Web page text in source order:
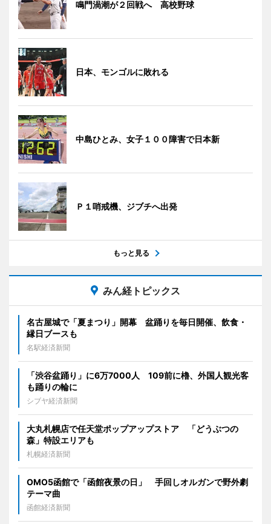
鳴門渦潮が２回戦へ 高校野球
日本、モンゴルに敗れる
中島ひとみ、女子１００障害で日本新
Ｐ１哨戒機、ジブチへ出発
もっと見る
みん経トピックス
名古屋城で「夏まつり」開幕 盆踊りを毎日開催、飲食・
縁日ブースも
名駅経済新聞
「渋谷盆踊り」に6万7000人 109前に櫓、外国人観光客
も踊りの輪に
シブヤ経済新聞
大丸札幌店で任天堂ポップアップストア 「どうぶつの
森」特設エリアも
札幌経済新聞
OMO5函館で「函館夜景の日」 手回しオルガンで野外劇
テーマ曲
函館経済新聞